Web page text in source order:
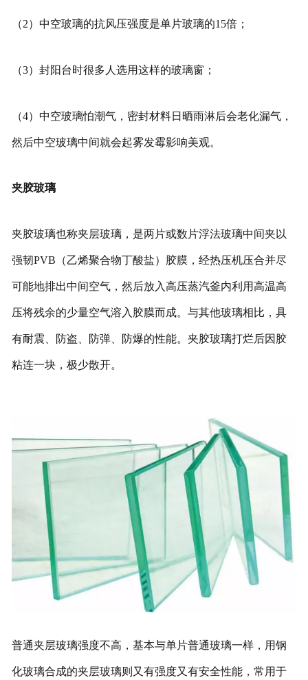
（2）中空玻璃的抗风压强度是单片玻璃的15倍；
（3）封阳台时很多人选用这样的玻璃窗；
（4）中空玻璃怕潮气，密封材料日晒雨淋后会老化漏气，
然后中空玻璃中间就会起雾发霉影响美观。
夹胶玻璃
夹胶玻璃也称夹层玻璃，是两片或数片浮法玻璃中间夹以
强韧PVB（乙烯聚合物丁酸盐）胶膜，经热压机压合并尽
可能地排出中间空气，然后放入高压蒸汽釜内利用高温高
压将残余的少量空气溶入胶膜而成。与其他玻璃相比，具
有耐震、防盗、防弹、防爆的性能。夹胶玻璃打烂后因胶
粘连一块，极少散开。
普通夹层玻璃强度不高，基本与单片普通玻璃一样，用钢
化玻璃合成的夹层玻璃则又有强度又有安全性能，常用于